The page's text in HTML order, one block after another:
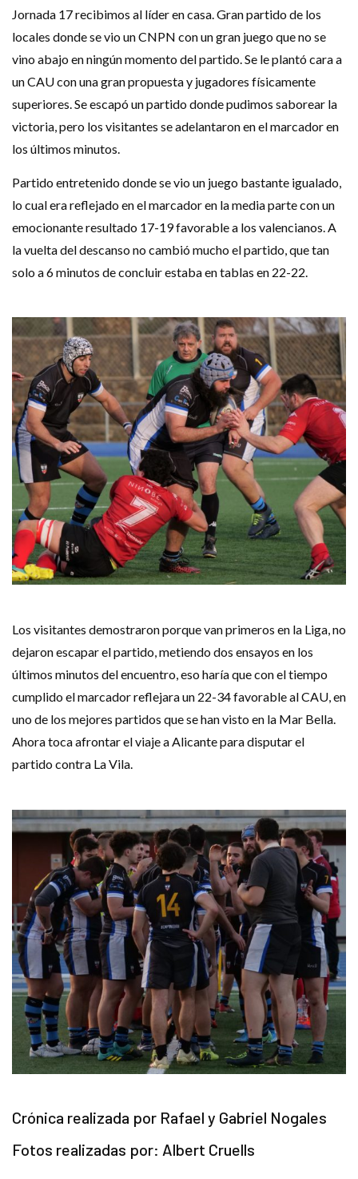
Jornada 17 recibimos al líder en casa. Gran partido de los
locales donde se vio un CNPN con un gran juego que no se
vino abajo en ningún momento del partido. Se le plantó cara a
un CAU con una gran propuesta y jugadores físicamente
superiores. Se escapó un partido donde pudimos saborear la
victoria, pero los visitantes se adelantaron en el marcador en
los últimos minutos.
Partido entretenido donde se vio un juego bastante igualado,
lo cual era reflejado en el marcador en la media parte con un
emocionante resultado 17-19 favorable a los valencianos. A
la vuelta del descanso no cambió mucho el partido, que tan
solo a 6 minutos de concluir estaba en tablas en 22-22.
Los visitantes demostraron porque van primeros en la Liga, no
dejaron escapar el partido, metiendo dos ensayos en los
últimos minutos del encuentro, eso haría que con el tiempo
cumplido el marcador reflejara un 22-34 favorable al CAU, en
uno de los mejores partidos que se han visto en la Mar Bella.
Ahora toca afrontar el viaje a Alicante para disputar el
partido contra La Vila.
Crónica realizada por Rafael y Gabriel Nogales
Fotos realizadas por: Albert Cruells